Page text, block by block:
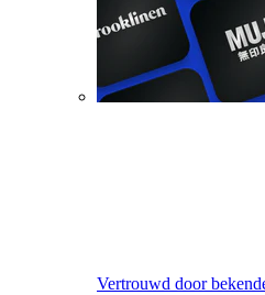
Vertrouwd door